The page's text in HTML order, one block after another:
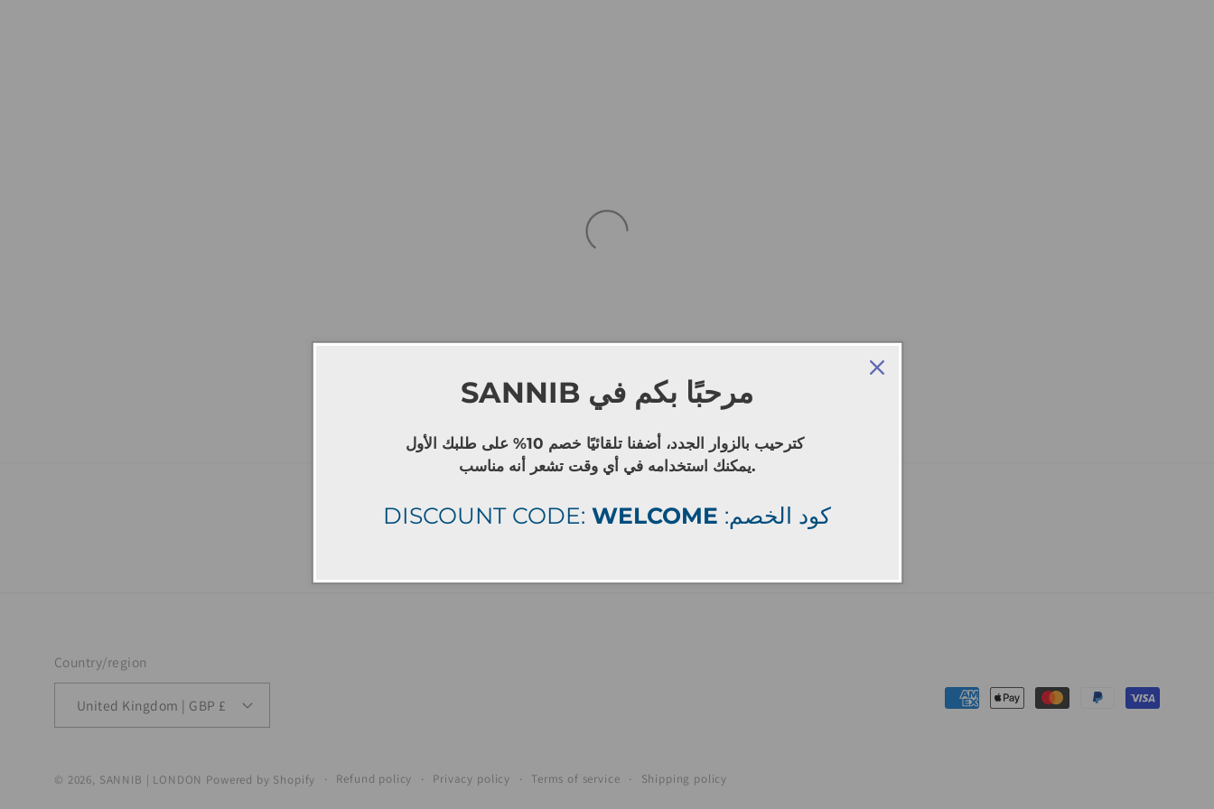
FacebookInstagram
Country/region
United Kingdom | GBP £
Payment
© 2026, SANNIB | LONDON Powered by Shopify Refund policy Privacy policy Terms of service Shipping policy
SANNIB
كترحيب بالزوار الجدد، أضفنا تلقائيًا خصم 10% على طلبك الأول
يمكنك استخدامه في أي وقت تشعر أنه مناسب.
DISCOUNT CODE: WELCOME :كود الخصم